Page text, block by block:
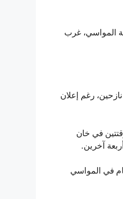
المواسي، غرب
رغم إعلان
في خان
آخرين.
في المواسي